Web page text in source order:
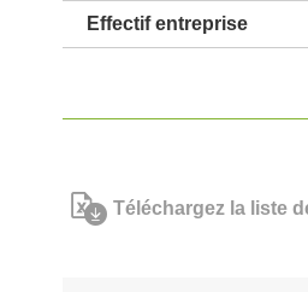
Effectif entreprise
Téléchargez la liste